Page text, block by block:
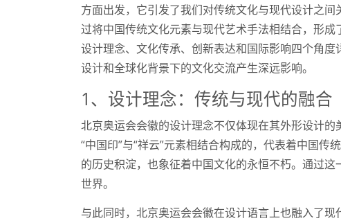
方面出发，它引发了我们对传统文化与现代设计之
过将中国传统文化元素与现代艺术手法相结合，形成
设计理念、文化传承、创新表达和国际影响四个角
设计和全球化背景下的文化交流产生深远影响。
1、设计理念：传统与现代的融合
北京奥运会会徽的设计理念不仅体现在其外形设计
“中国印”与“祥云”元素相结合构成的，代表着中国传
的历史积淀，也象征着中国文化的永恒不朽。通过
世界。
与此同时，北京奥运会会徽在设计语言上也融入了